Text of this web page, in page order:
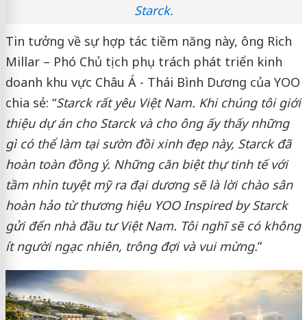
Starck.
Tin tưởng về sự hợp tác tiềm năng này, ông Rich
Millar – Phó Chủ tịch phụ trách phát triển kinh
doanh khu vực Châu Á - Thái Bình Dương của YOO
chia sẻ: “Starck rất yêu Việt Nam. Khi chúng tôi giới
thiệu dự án cho Starck và cho ông ấy thấy những
gì có thể làm tại sườn đồi xinh đẹp này, Starck đã
hoàn toàn đồng ý. Những căn biệt thự tinh tế với
tầm nhìn tuyệt mỹ ra đại dương sẽ là lời chào sân
hoàn hảo từ thương hiệu YOO Inspired by Starck
gửi đến nhà đầu tư Việt Nam. Tôi nghĩ sẽ có không
ít người ngạc nhiên, trông đợi và vui mừng.”